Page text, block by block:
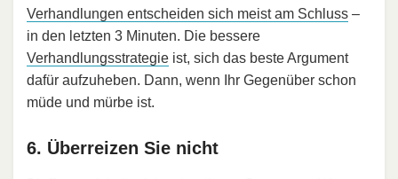
Verhandlungen entscheiden sich meist am Schluss –
in den letzten 3 Minuten. Die bessere
Verhandlungsstrategie ist, sich das beste Argument
dafür aufzuheben. Dann, wenn Ihr Gegenüber schon
müde und mürbe ist.
6. Überreizen Sie nicht